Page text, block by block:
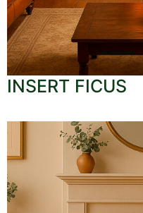
INSERT FICUS